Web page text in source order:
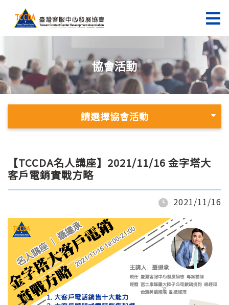
協會活動
請選擇協會活動
【TCCDA名人講座】2021/11/16 金字塔大
客戶電銷實戰方略
2021/11/16